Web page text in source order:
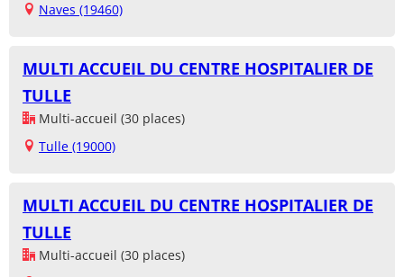
Naves (19460)
MULTI ACCUEIL DU CENTRE HOSPITALIER DE
TULLE
Multi-accueil (30 places)
Tulle (19000)
MULTI ACCUEIL DU CENTRE HOSPITALIER DE
TULLE
Multi-accueil (30 places)